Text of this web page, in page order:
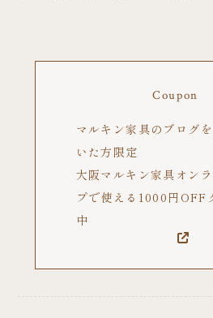
Coupon
マルキン家具のブログ
いた方限定
大阪マルキン家具オン
プで使える1000円OFF
中